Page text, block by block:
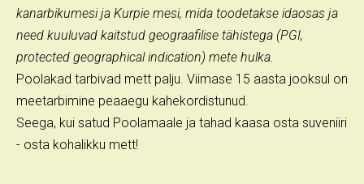
kanarbikumesi ja Kurpie mesi, mida toodetakse idaosas ja
need kuuluvad kaitstud geograafilise tähistega (PGI,
protected geographical indication) mete hulka.
Poolakad tarbivad mett palju. Viimase 15 aasta jooksul on
meetarbimine peaaegu kahekordistunud.
Seega, kui satud Poolamaale ja tahad kaasa osta suveniiri
- osta kohalikku mett!